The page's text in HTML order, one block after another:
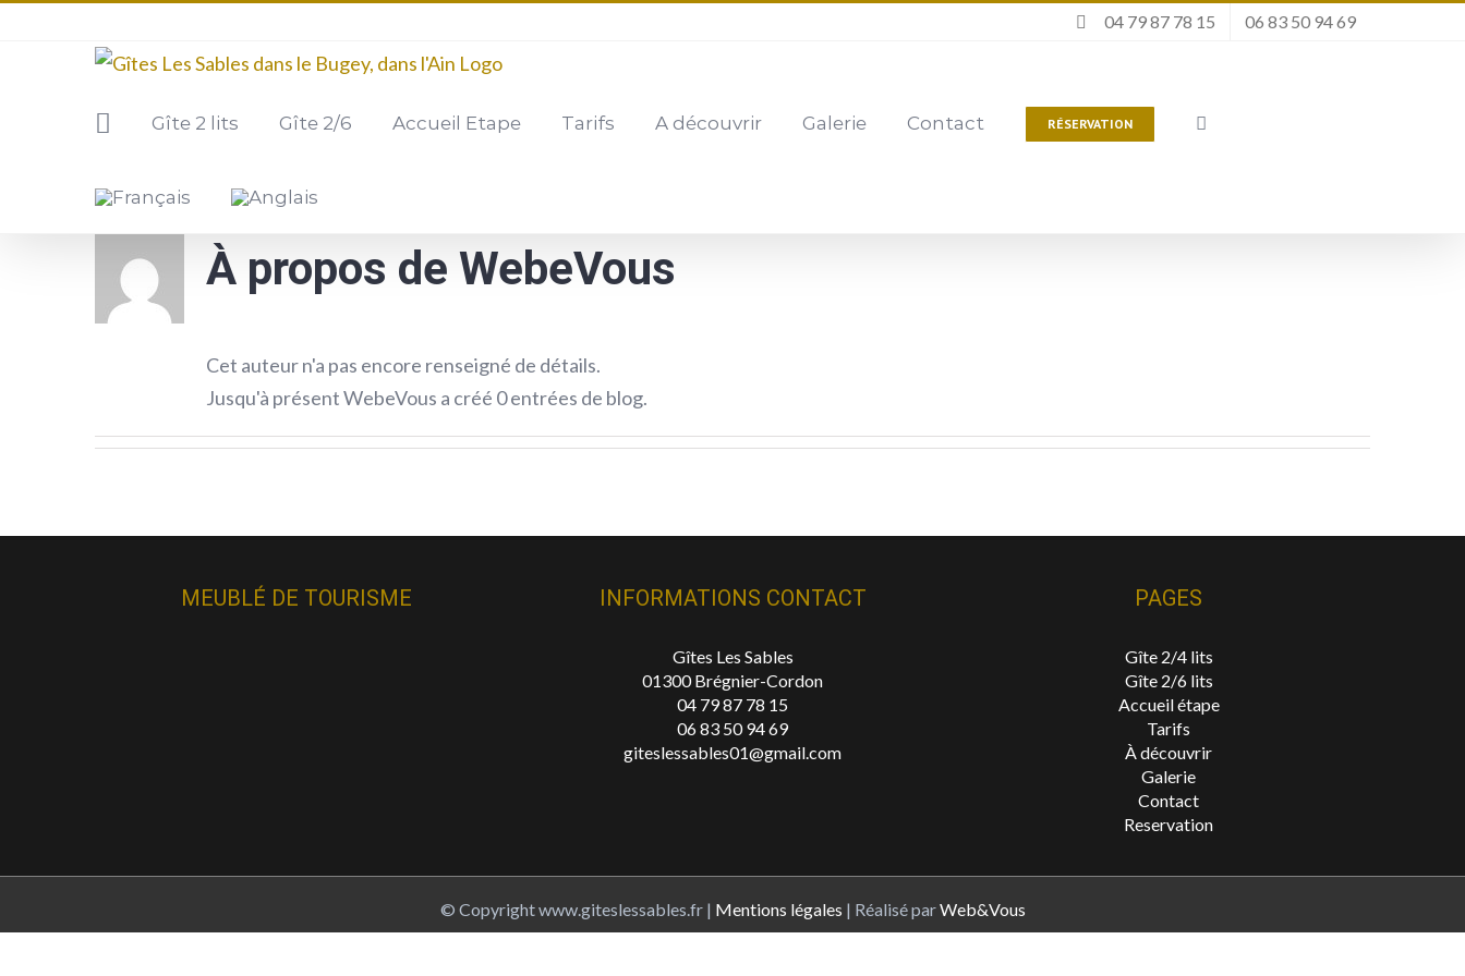
04 79 87 78 15 06 83 50 94 69
Gîte 2 lits Gîte 2/6 Accueil Etape Tarifs A découvrir Galerie Contact RÉSERVATION
À propos de WebeVous
Cet auteur n'a pas encore renseigné de détails.
Jusqu'à présent WebeVous a créé 0 entrées de blog.
MEUBLÉ DE TOURISME INFORMATIONS CONTACT
Gîtes Les Sables
01300 Brégnier-Cordon
04 79 87 78 15
06 83 50 94 69
giteslessables01@gmail.com
PAGES
Gîte 2/4 lits
Gîte 2/6 lits
Accueil étape
Tarifs
À découvrir
Galerie
Contact
Reservation
© Copyright www.giteslessables.fr | Mentions légales | Réalisé parWeb&Vous